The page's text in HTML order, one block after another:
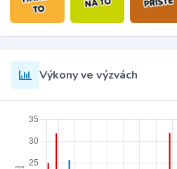
Výkony ve výzvách